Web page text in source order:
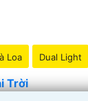
Loa Dual Light
Trời